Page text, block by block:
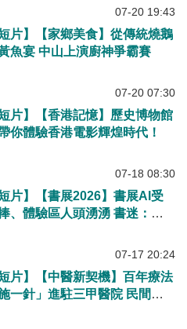
07-20 19:43
短片】【家鄉美食】從傳統燒鵝
到黃魚宴 中山上演廚神爭霸賽
07-20 07:30
短片】【香港記憶】歷史博物館
你體驗香港電影輝煌時代！
07-18 08:30
短片】【書展2026】書展AI受
、體驗區人頭湧湧 書迷：學
07-17 20:24
短片】【中醫新契機】百年療法
施一針」進駐三甲醫院 民間針